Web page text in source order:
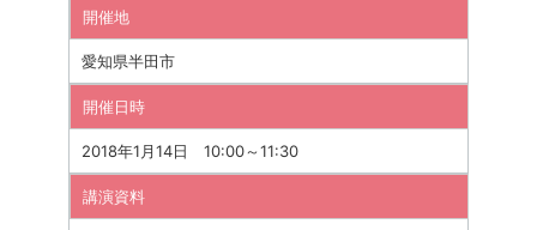
開催地
愛知県半田市
開催日時
2018年1月14日 10:00～11:30
講演資料